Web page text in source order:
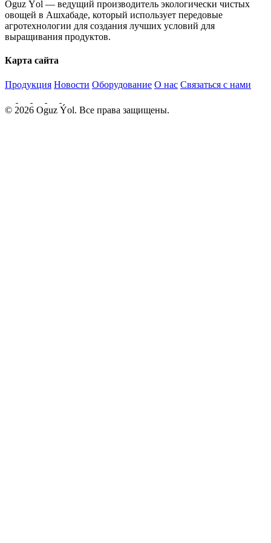
Oguz Ýol — ведущий производитель экологически чистых
овощей в Ашхабаде, который использует передовые
агротехнологии для создания лучших условий для
выращивания продуктов.
Карта сайта
Продукция Новости Оборудование О нас Связаться с нами
© 2026 Oguz Ýol. Все права защищены.